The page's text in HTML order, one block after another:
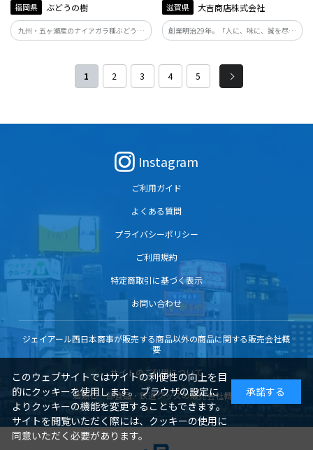
福岡県 ぶどうの樹
九州・五ヶ瀬産のナイアガラ種ぶどうを
100％使用したぶどうの樹オリジナル
食肉加工コンテスト金賞受賞の自家製ス
モークとのペアリングもお楽しみ頂ける
滋賀県 大吉商店株式会社
創業明治29年。「人に、味に、誠を尽く
す」をモットーに、自社牧場での肥育か
通で日々近江牛の「美味しさを」お客様
にお届けできますよう一生懸命頑張って
1 2 3 4 5
Instagram
ご利用ガイド
よくある質問
プライバシーポリシー
ご利用規約
特定商取引に基づく表示
お問い合わせ
ジェイアール西日本商事が販売する商品以外の商品に関する販売会社概
要
サイトのご利用について
酒類と一部食品・鉄道グッズの販売会社概要
このウェブサイトではサイトの利便性の向上を目
的にクッキーを使用します。 ブラウザの設定に
よりクッキーの機能を変更することもできます。
サイトを閲覧いただく際には、クッキーの使用に
同意いただく必要があります。
承諾する